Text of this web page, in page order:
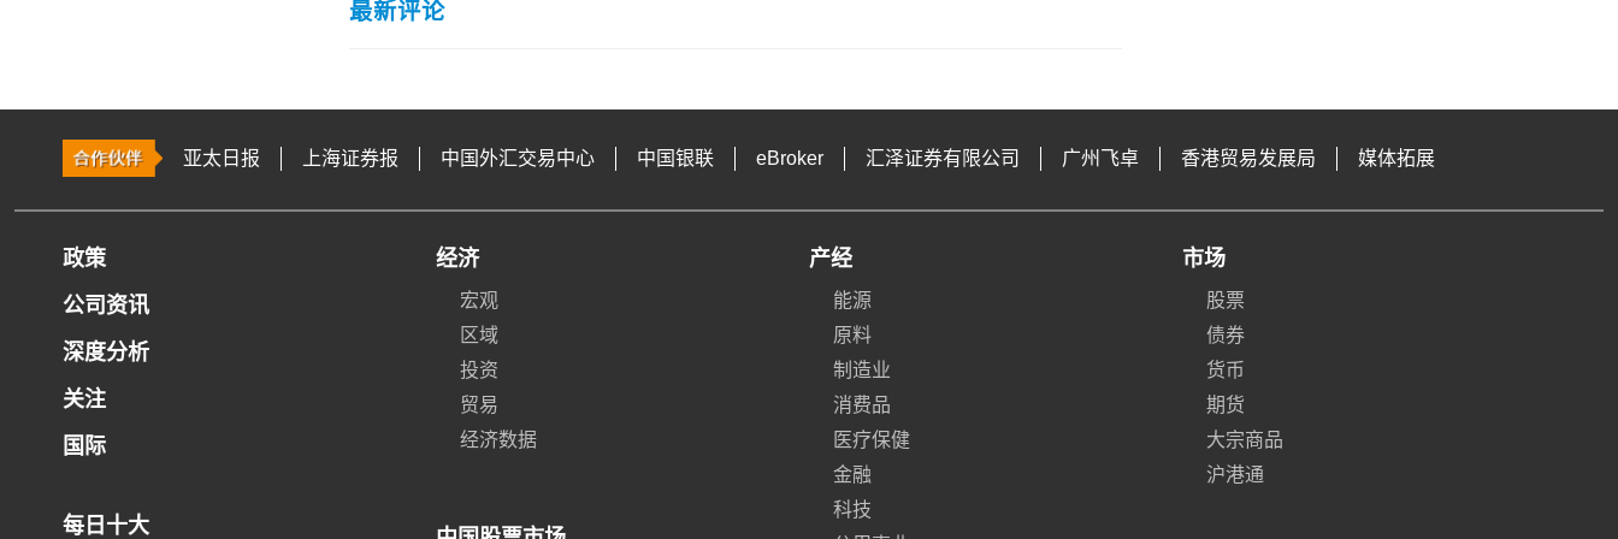
最新评论
亚太日报 上海证券报 中国外汇交易中心 中国银联 eBroker 汇泽证券有限公司 广州飞卓 香港贸易发展局 媒体拓展
政策
公司资讯
深度分析
关注
国际
每日十大
经济
宏观
区域
投资
贸易
经济数据
产经
能源
原料
制造业
消费品
医疗保健
金融
科技
市场
股票
债券
货币
期货
大宗商品
沪港通